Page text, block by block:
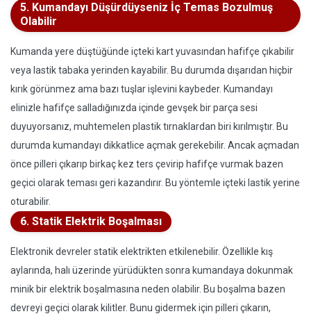
5. Kumandayı Düşürdüyseniz İç Temas Bozulmuş
Olabilir
Kumanda yere düştüğünde içteki kart yuvasından hafifçe çıkabilir
veya lastik tabaka yerinden kayabilir. Bu durumda dışarıdan hiçbir
kırık görünmez ama bazı tuşlar işlevini kaybeder. Kumandayı
elinizle hafifçe salladığınızda içinde gevşek bir parça sesi
duyuyorsanız, muhtemelen plastik tırnaklardan biri kırılmıştır. Bu
durumda kumandayı dikkatlice açmak gerekebilir. Ancak açmadan
önce pilleri çıkarıp birkaç kez ters çevirip hafifçe vurmak bazen
geçici olarak teması geri kazandırır. Bu yöntemle içteki lastik yerine
oturabilir.
6. Statik Elektrik Boşalması
Elektronik devreler statik elektrikten etkilenebilir. Özellikle kış
aylarında, halı üzerinde yürüdükten sonra kumandaya dokunmak
minik bir elektrik boşalmasına neden olabilir. Bu boşalma bazen
devreyi geçici olarak kilitler. Bunu gidermek için pilleri çıkarın,